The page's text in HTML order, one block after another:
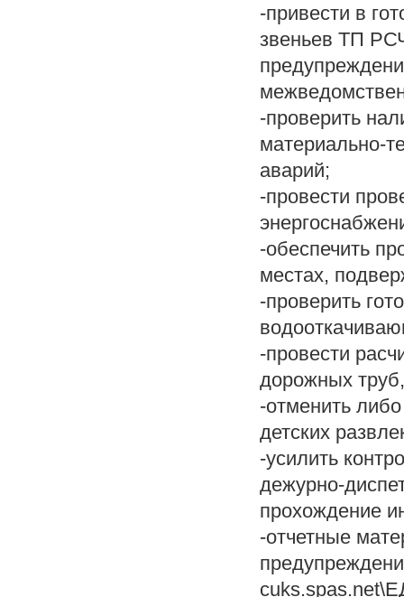
-привести в
звеньев ТП
-проверить
материально-
аварий;
-провести
-обеспечить
местах,
-проверить
-провести
дорожных
-отменить
детских
-усилить
дежурно-
прохождение
-отчетные